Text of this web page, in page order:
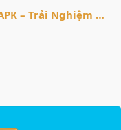
Tải Survivalcraft 2 Mod APK – Trải Nghiệm Sinh Tồn Đỉnh Cao